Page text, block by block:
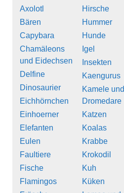
Axolotl
Bären
Capybara
Chamäleons
und Eidechsen
Delfine
Dinosaurier
Eichhörnchen
Einhoerner
Elefanten
Eulen
Faultiere
Fische
Flamingos
Hirsche
Hummer
Hunde
Igel
Insekten
Kaengurus
Kamele und
Dromedare
Katzen
Koalas
Krabbe
Krokodil
Kuh
Küken